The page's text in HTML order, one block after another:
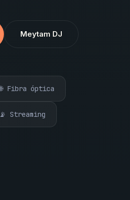
Meytam DJ
Fibra óptica
📡 Streaming